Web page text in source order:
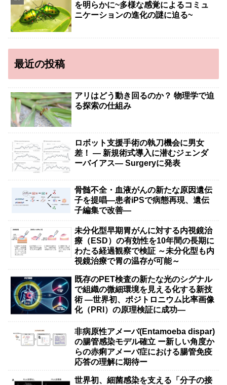
を明らかに~多様な感覚によるコミュ
ニケーションの進化の謎に迫る~
最近の投稿
アリはどう動き回るのか？ 物理学で迫
る探索の仕組み
ロボット支援手術の執刀機会に男女
差！ — 新規術式導入に潜むジェンダ
ーバイアス— Surgeryに発表
骨髄不全・血液がんの新たな原因遺伝
子を提唱―患者iPSで病態再現、遺伝
子編集で改善―
未分化型早期胃がんに対する内視鏡治
療（ESD）の有効性を10年間の長期に
わたる経過観察で検証 ～未分化型も内
視鏡治療で胃の温存が可能～
既存のPET検査の新たな光のシグナル
で組織の微細環境を見える化する新技
術 ―世界初、ポジトロニウム比率画像
化（PRI）の原理検証に成功―
非病原性アメーバ(Entamoeba dispar)
の腸管感染モデル確立 ー新しい角度か
らの赤痢アメーバ症における腸管免疫
応答の理解に期待ー
世界初、細菌感染を支える「分子の接